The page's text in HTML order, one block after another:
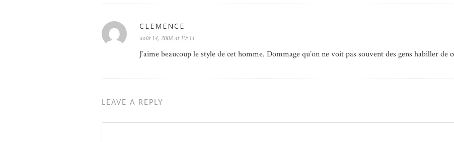
CLEMENCE
août 14, 2008 at 10:34
J’aime beaucoup le style de cet homme. Dommage qu’on ne voit pas souvent des gens habiller de
LEAVE A REPLY